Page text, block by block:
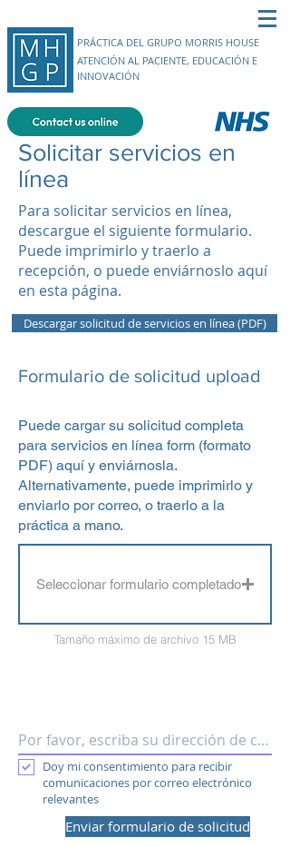
PRÁCTICA DEL GRUPO MORRIS HOUSE
ATENCIÓN AL PACIENTE, EDUCACIÓN E
INNOVACIÓN
Solicitar servicios en
línea
Para solicitar servicios en línea,
descargue el siguiente formulario.
Puede imprimirlo y traerlo a
recepción, o puede enviárnoslo aquí
en esta página.
Descargar solicitud de servicios en línea (PDF)
Formulario de solicitud upload
Puede cargar su solicitud completa
para servicios en línea form (formato
PDF) aquí y enviárnosla.
Alternativamente, puede imprimirlo y
enviarlo por correo, o traerlo a la
práctica a mano.
Seleccionar formulario completado
Tamaño máximo de archivo 15 MB
Doy mi consentimiento para recibir
comunicaciones por correo electrónico
relevantes
Enviar formulario de solicitud